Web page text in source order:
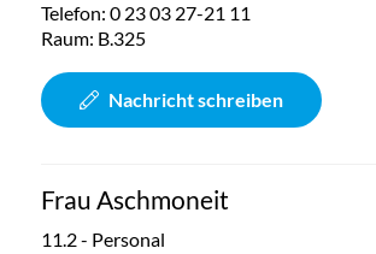
Telefon: 0 23 03 27-21 11
Raum: B.325
Nachricht schreiben
Frau Aschmoneit
11.2 - Personal